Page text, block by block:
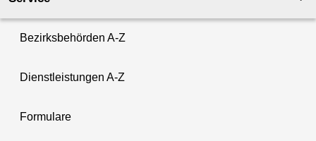
Bezirksbehörden A-Z
Dienstleistungen A-Z
Formulare